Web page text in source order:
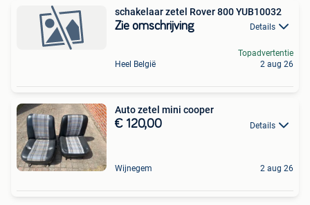
schakelaar zetel Rover 800 YUB10032
Zie omschrijving Details
Heel België
Topadvertentie
2 aug 26
Auto zetel mini cooper
€ 120,00 Details
Wijnegem 2 aug 26